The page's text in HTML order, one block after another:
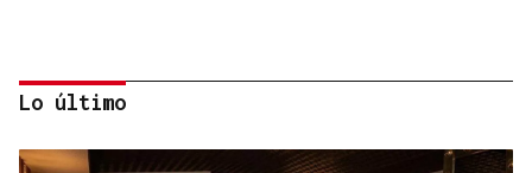
Lo último